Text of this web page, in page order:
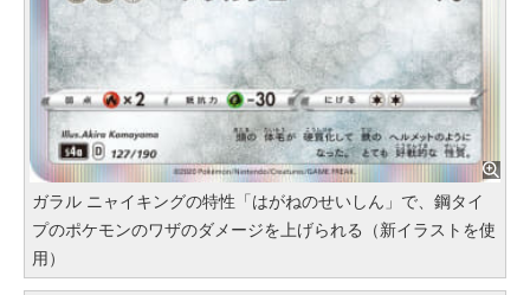
ガラル ニャイキングの特性「はがねのせいしん」で、鋼タイ
プのポケモンのワザのダメージを上げられる（新イラストを使
用）